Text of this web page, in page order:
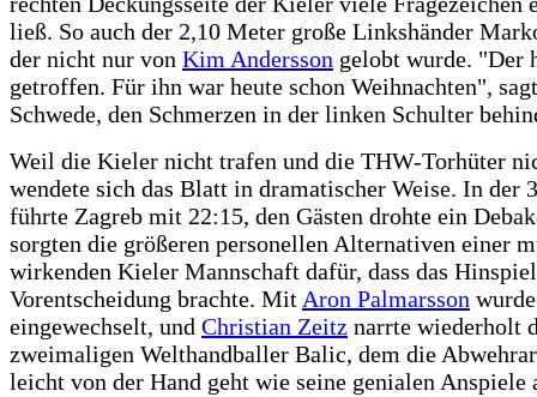
ließ. So auch der 2,10 Meter große Linkshänder
der nicht nur von Kim Andersson gelobt wurde. "Der
getroffen. Für ihn war heute schon Weihnachten",
Schwede, den Schmerzen in der linken Schulter
Weil die Kieler nicht trafen und die THW-Torhüter
wendete sich das Blatt in dramatischer Weise. In der
führte Zagreb mit 22:15, den Gästen drohte ein
sorgten die größeren personellen Alternativen einer
wirkenden Kieler Mannschaft dafür, dass das
Vorentscheidung brachte. Mit Aron Palmarsson
eingewechselt, und Christian Zeitz narrte wiederholt
zweimaligen Welthandballer Balic, dem die
leicht von der Hand geht wie seine genialen Anspiele